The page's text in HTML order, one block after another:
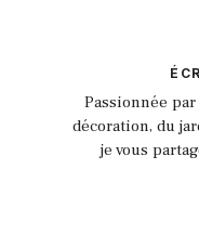
Passionnée
décoration, du
je vous